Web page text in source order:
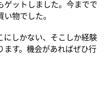
ゲットしました。今までで
物でした。
にしかない、そこしか経験
す。機会があればぜひ行